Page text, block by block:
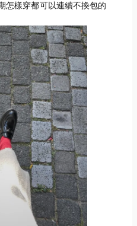
怎樣穿都可以連續不換包的